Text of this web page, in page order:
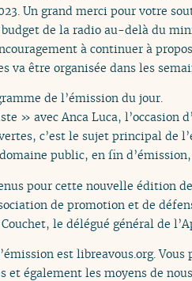
Un grand merci pour votre
budget de la radio au-delà du
à continuer à
va être organisée dans les
de l’émission du jour.
» avec Anca Luca, l’occasion
c’est le sujet principal de
public, en fin
pour cette nouvelle édition de
de promotion et de
le délégué général de
est libreavous.org.
et également les moyens de